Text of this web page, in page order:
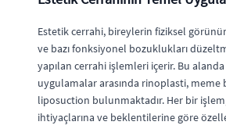
Estetik cerrahi, bireylerin fiziksel
ve bazı fonksiyonel bozuklukları
yapılan cerrahi işlemleri içerir. Bu alanda
uygulamalar arasında rinoplasti, meme
liposuction bulunmaktadır. Her bir
ihtiyaçlarına ve beklentilerine göre